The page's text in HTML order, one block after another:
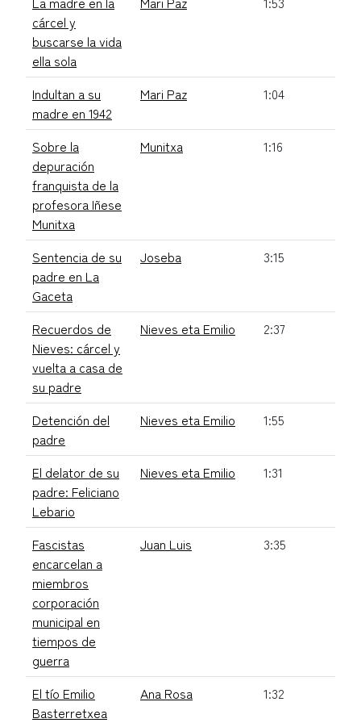
cárcel y
buscarse la vida
ella sola
Indultan a su
madre en 1942
Mari Paz 1:04
Sobre la
depuración
franquista de la
profesora Iñese
Munitxa
Munitxa 1:16
Sentencia de su
padre en La
Gaceta
Joseba 3:15
Recuerdos de
Nieves: cárcel y
vuelta a casa de
su padre
Nieves eta Emilio 2:37
Detención del
padre
Nieves eta Emilio 1:55
El delator de su
padre: Feliciano
Lebario
Nieves eta Emilio 1:31
Fascistas
encarcelan a
miembros
corporación
municipal en
tiempos de
guerra
Juan Luis 3:35
El tío Emilio
Basterretxea
Ana Rosa 1:32